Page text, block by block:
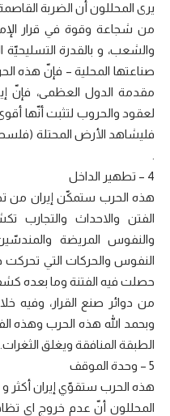
يرى المحللون أن الضربة
من شجاعة وقوة في قرار
والشعب، و بالقدرة
صناعتها المحلية – فإنّ هذه
مقدمة الدول العظمى، فإنّ
لعقود والحروب لتثبت أنّها
فليشاهد الأرض المحتلة
.
4 – تطهير الداخل
هذه الحرب ستمكّن إيران من
الفتن والاحداث والتجارب
والنفوس المريضة
النفوس والحركات التي تحركت
حصلت فيه الفتنة وما بعده
من دوائر صنع القرار، وفيه
وبحمد الله هذه الحرب
الطبقة المنافقة ويغلق الثغرات.
5 – وحدة الموقف
هذه الحرب ستقوّي إيران أكثر و
المحللون أنّ عدم خروج اي